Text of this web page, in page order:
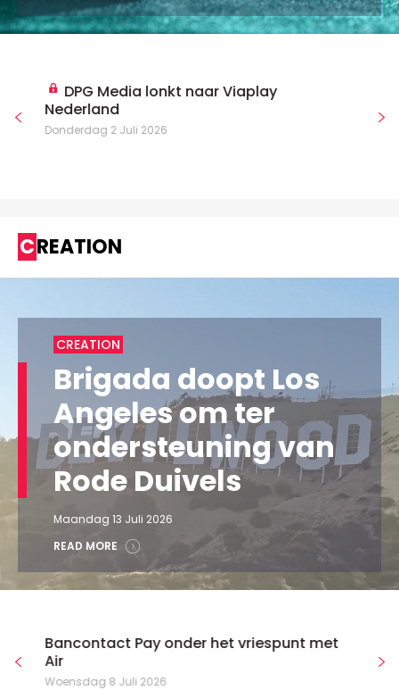
DPG Media lonkt naar Viaplay
Nederland
Donderdag 2 Juli 2026
CREATION
CREATION
Brigada doopt Los
Angeles om ter
ondersteuning van
Rode Duivels
Maandag 13 Juli 2026
READ MORE
Bancontact Pay onder het vriespunt met
Air
Woensdag 8 Juli 2026